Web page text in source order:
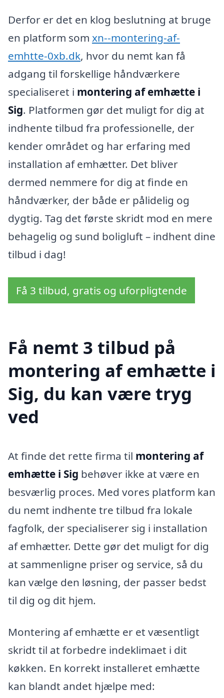
Derfor er det en klog beslutning at bruge
en platform som xn--montering-af-
emhtte-0xb.dk, hvor du nemt kan få
adgang til forskellige håndværkere
specialiseret i montering af emhætte i
Sig. Platformen gør det muligt for dig at
indhente tilbud fra professionelle, der
kender området og har erfaring med
installation af emhætter. Det bliver
dermed nemmere for dig at finde en
håndværker, der både er pålidelig og
dygtig. Tag det første skridt mod en mere
behagelig og sund boligluft – indhent dine
tilbud i dag!
Få 3 tilbud, gratis og uforpligtende
Få nemt 3 tilbud på
montering af emhætte i
Sig, du kan være tryg
ved
At finde det rette firma til montering af
emhætte i Sig behøver ikke at være en
besværlig proces. Med vores platform kan
du nemt indhente tre tilbud fra lokale
fagfolk, der specialiserer sig i installation
af emhætter. Dette gør det muligt for dig
at sammenligne priser og service, så du
kan vælge den løsning, der passer bedst
til dig og dit hjem.
Montering af emhætte er et væsentligt
skridt til at forbedre indeklimaet i dit
køkken. En korrekt installeret emhætte
kan blandt andet hjælpe med: